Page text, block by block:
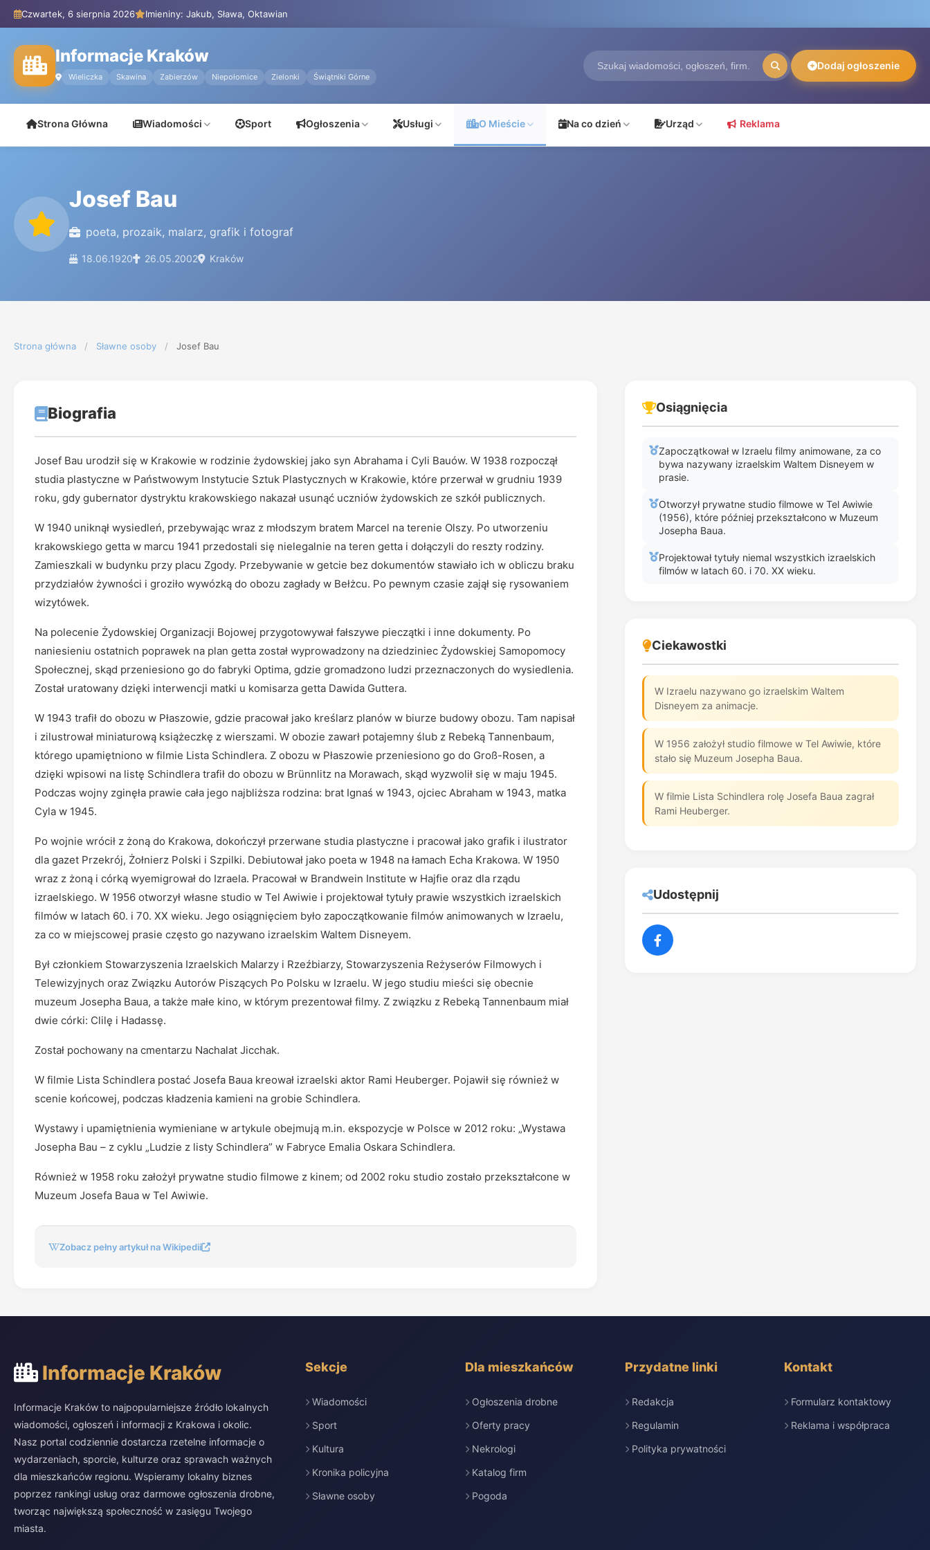
Czwartek, 6 sierpnia 2026 Imieniny: Jakub, Sława, Oktawian
Informacje Kraków
Wieliczka Skawina Zabierzów Niepołomice Zielonki Świątniki Górne
Dodaj ogłoszenie
Strona Główna Wiadomości Sport Ogłoszenia Usługi O Mieście Na co dzień Urząd Reklama
Josef Bau
poeta, prozaik, malarz, grafik i fotograf
18.06.1920 26.05.2002 Kraków
Strona główna / Sławne osoby / Josef Bau
Biografia
Josef Bau urodził się w Krakowie w rodzinie żydowskiej jako syn Abrahama i Cyli Bauów. W 1938 rozpoczął
studia plastyczne w Państwowym Instytucie Sztuk Plastycznych w Krakowie, które przerwał w grudniu 1939
roku, gdy gubernator dystryktu krakowskiego nakazał usunąć uczniów żydowskich ze szkół publicznych.
W 1940 uniknął wysiedleń, przebywając wraz z młodszym bratem Marcel na terenie Olszy. Po utworzeniu
krakowskiego getta w marcu 1941 przedostali się nielegalnie na teren getta i dołączyli do reszty rodziny.
Zamieszkali w budynku przy placu Zgody. Przebywanie w getcie bez dokumentów stawiało ich w obliczu braku
przydziałów żywności i groziło wywózką do obozu zagłady w Bełżcu. Po pewnym czasie zajął się rysowaniem
wizytówek.
Na polecenie Żydowskiej Organizacji Bojowej przygotowywał fałszywe pieczątki i inne dokumenty. Po
naniesieniu ostatnich poprawek na plan getta został wyprowadzony na dziedziniec Żydowskiej Samopomocy
Społecznej, skąd przeniesiono go do fabryki Optima, gdzie gromadzono ludzi przeznaczonych do wysiedlenia.
Został uratowany dzięki interwencji matki u komisarza getta Dawida Guttera.
W 1943 trafił do obozu w Płaszowie, gdzie pracował jako kreślarz planów w biurze budowy obozu. Tam napisał
i zilustrował miniaturową książeczkę z wierszami. W obozie zawarł potajemny ślub z Rebeką Tannenbaum,
którego upamiętniono w filmie Lista Schindlera. Z obozu w Płaszowie przeniesiono go do Groß-Rosen, a
dzięki wpisowi na listę Schindlera trafił do obozu w Brünnlitz na Morawach, skąd wyzwolił się w maju 1945.
Podczas wojny zginęła prawie cała jego najbliższa rodzina: brat Ignaś w 1943, ojciec Abraham w 1943, matka
Cyla w 1945.
Po wojnie wrócił z żoną do Krakowa, dokończył przerwane studia plastyczne i pracował jako grafik i ilustrator
dla gazet Przekrój, Żołnierz Polski i Szpilki. Debiutował jako poeta w 1948 na łamach Echa Krakowa. W 1950
wraz z żoną i córką wyemigrował do Izraela. Pracował w Brandwein Institute w Hajfie oraz dla rządu
izraelskiego. W 1956 otworzył własne studio w Tel Awiwie i projektował tytuły prawie wszystkich izraelskich
filmów w latach 60. i 70. XX wieku. Jego osiągnięciem było zapoczątkowanie filmów animowanych w Izraelu,
za co w miejscowej prasie często go nazywano izraelskim Waltem Disneyem.
Był członkiem Stowarzyszenia Izraelskich Malarzy i Rzeźbiarzy, Stowarzyszenia Reżyserów Filmowych i
Telewizyjnych oraz Związku Autorów Piszących Po Polsku w Izraelu. W jego studiu mieści się obecnie
muzeum Josepha Baua, a także małe kino, w którym prezentował filmy. Z związku z Rebeką Tannenbaum miał
dwie córki: Clilę i Hadassę.
Został pochowany na cmentarzu Nachalat Jicchak.
W filmie Lista Schindlera postać Josefa Baua kreował izraelski aktor Rami Heuberger. Pojawił się również w
scenie końcowej, podczas kładzenia kamieni na grobie Schindlera.
Wystawy i upamiętnienia wymieniane w artykule obejmują m.in. ekspozycje w Polsce w 2012 roku: „Wystawa
Josepha Bau – z cyklu „Ludzie z listy Schindlera” w Fabryce Emalia Oskara Schindlera.
Również w 1958 roku założył prywatne studio filmowe z kinem; od 2002 roku studio zostało przekształcone w
Muzeum Josefa Baua w Tel Awiwie.
Zobacz pełny artykuł na Wikipedii
Osiągnięcia
Zapoczątkował w Izraelu filmy animowane, za co
bywa nazywany izraelskim Waltem Disneyem w
prasie.
Otworzył prywatne studio filmowe w Tel Awiwie
(1956), które później przekształcono w Muzeum
Josepha Baua.
Projektował tytuły niemal wszystkich izraelskich
filmów w latach 60. i 70. XX wieku.
Ciekawostki
W Izraelu nazywano go izraelskim Waltem
Disneyem za animacje.
W 1956 założył studio filmowe w Tel Awiwie, które
stało się Muzeum Josepha Baua.
W filmie Lista Schindlera rolę Josefa Baua zagrał
Rami Heuberger.
Udostępnij
Informacje Kraków
Informacje Kraków to najpopularniejsze źródło lokalnych
wiadomości, ogłoszeń i informacji z Krakowa i okolic.
Nasz portal codziennie dostarcza rzetelne informacje o
wydarzeniach, sporcie, kulturze oraz sprawach ważnych
dla mieszkańców regionu. Wspieramy lokalny biznes
poprzez rankingi usług oraz darmowe ogłoszenia drobne,
tworząc największą społeczność w zasięgu Twojego
miasta.
Sekcje
Wiadomości
Sport
Kultura
Kronika policyjna
Sławne osoby
Dla mieszkańców
Ogłoszenia drobne
Oferty pracy
Nekrologi
Katalog firm
Pogoda
Przydatne linki
Redakcja
Regulamin
Polityka prywatności
Kontakt
Formularz kontaktowy
Reklama i współpraca